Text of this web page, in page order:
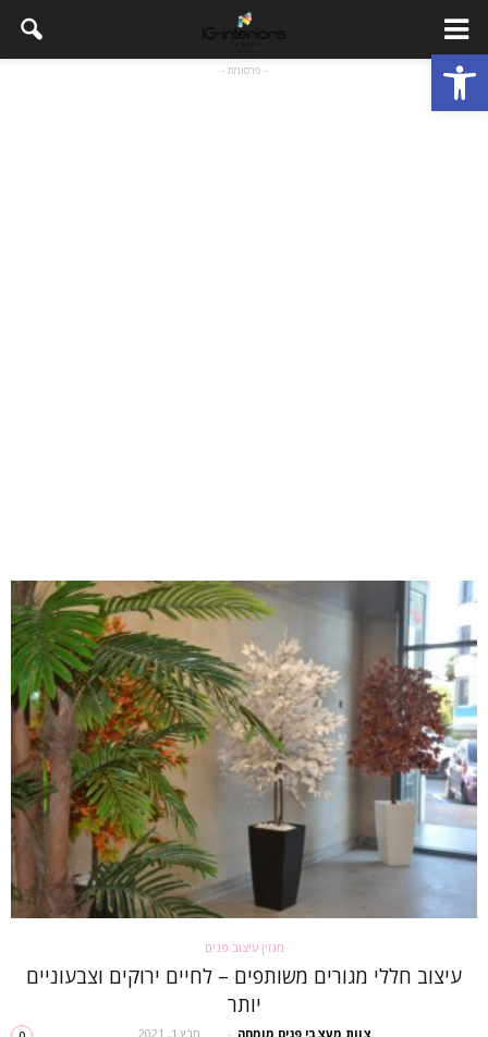
פתח סרגל נגישות - פרסומת -
מגזין עיצוב פנים
עיצוב חללי מגורים משותפים – לחיים ירוקים וצבעוניים
יותר
צוות מעצבי פנים מומחה - מרץ 1, 2021